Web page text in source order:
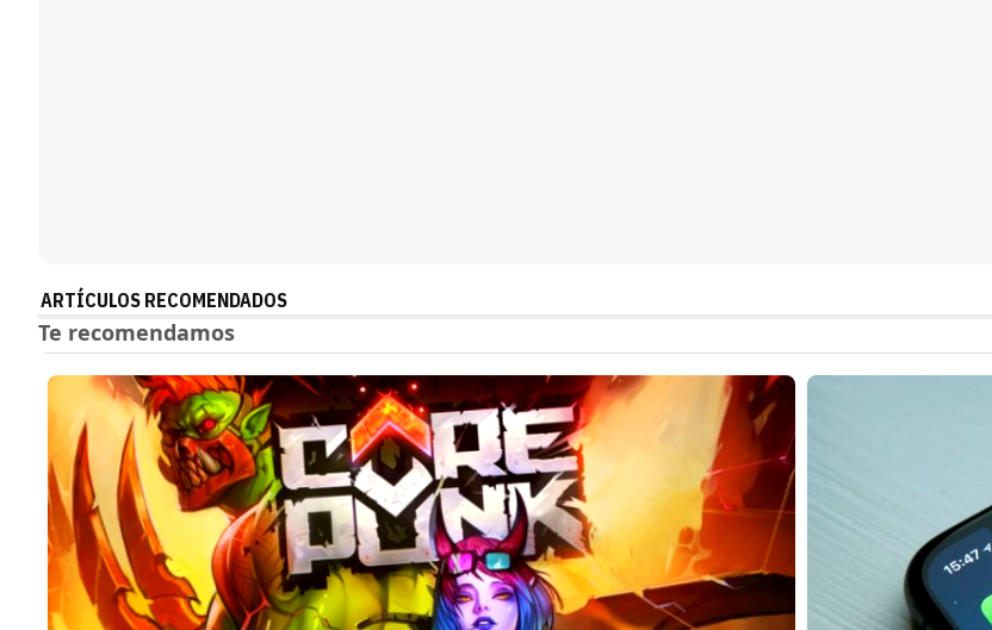
ARTÍCULOS RECOMENDADOS